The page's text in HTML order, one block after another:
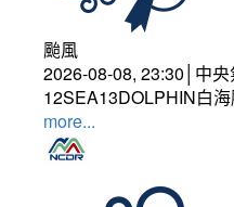
颱風
2026-08-08, 23:30│中
12SEA13DOLPHIN白
more...